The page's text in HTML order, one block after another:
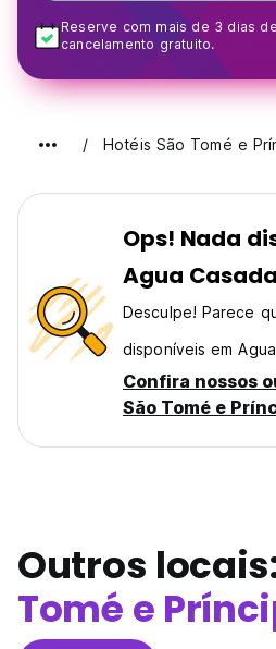
Reserve com mais de 3 dias
cancelamento gratuito.
Hotéis São Tomé e
Ops! Nada
Agua Casada
Desculpe! Parece
disponíveis em
Confira nossos
São Tomé e
Outros
Tomé e